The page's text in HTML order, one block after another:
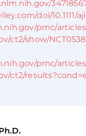
doi/10.1111/
pmc/
ct2/show/
pmc/
ct2/